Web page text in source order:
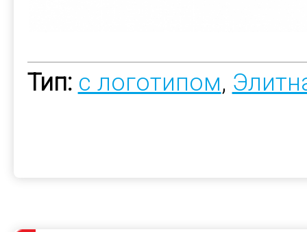
Тип: с логотипом,